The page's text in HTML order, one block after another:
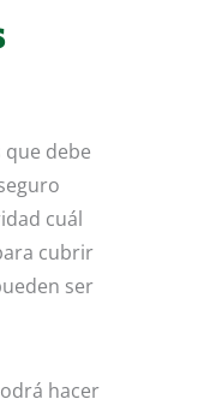
debe
cuál
cubrir
ser
hacer